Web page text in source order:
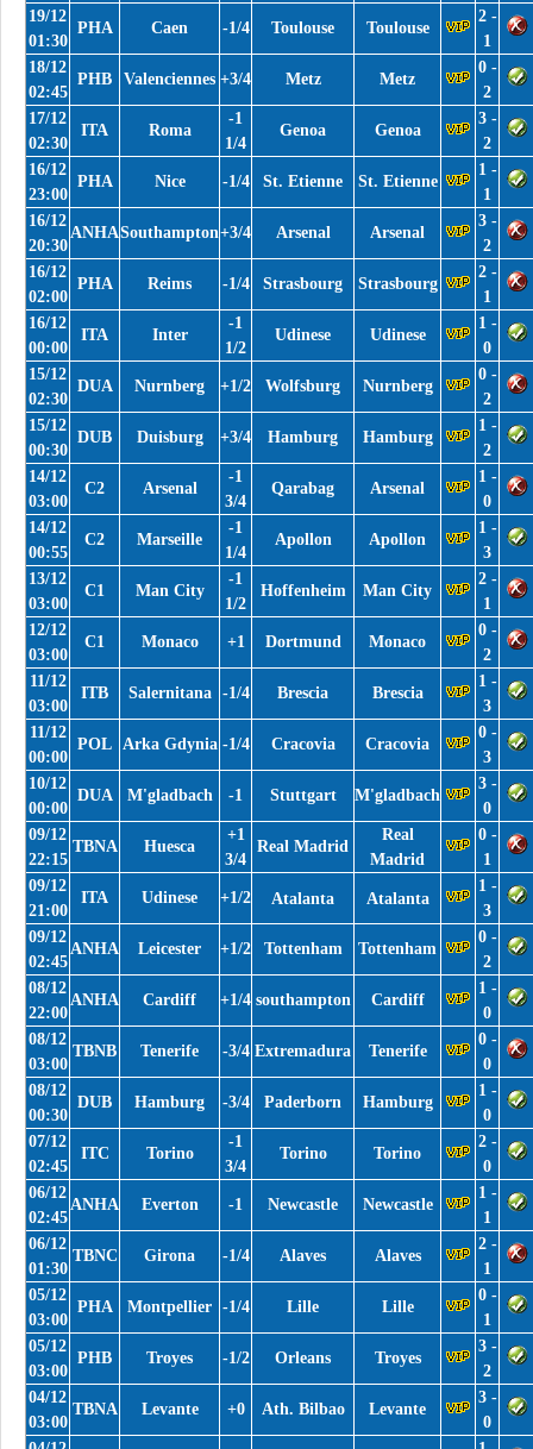
19/12
01:30
PHA Caen -1/4 Toulouse Toulouse
2 -
1
18/12
02:45
PHB Valenciennes +3/4 Metz Metz
0 -
2
17/12
02:30
ITA Roma
-1
1/4
Genoa Genoa
3 -
2
16/12
23:00
PHA Nice -1/4 St. Etienne St. Etienne
1 -
1
16/12
20:30
ANHASouthampton+3/4 Arsenal Arsenal
3 -
2
16/12
02:00
PHA Reims -1/4 Strasbourg Strasbourg
2 -
1
16/12
00:00
ITA Inter
-1
1/2
Udinese Udinese
1 -
0
15/12
02:30
DUA Nurnberg +1/2 Wolfsburg Nurnberg
0 -
2
15/12
00:30
DUB Duisburg +3/4 Hamburg Hamburg
1 -
2
14/12
03:00
C2 Arsenal
-1
3/4
Qarabag Arsenal
1 -
0
14/12
00:55
C2 Marseille
-1
1/4
Apollon Apollon
1 -
3
13/12
03:00
C1 Man City
-1
1/2
Hoffenheim Man City
2 -
1
12/12
03:00
C1 Monaco +1 Dortmund Monaco
0 -
2
11/12
03:00
ITB Salernitana -1/4 Brescia Brescia
1 -
3
11/12
00:00
POL Arka Gdynia -1/4 Cracovia Cracovia
0 -
3
10/12
00:00
DUA M'gladbach -1 Stuttgart M'gladbach
3 -
0
09/12
22:15
TBNA Huesca
+1
3/4
Real Madrid
Real
Madrid
0 -
1
09/12
21:00
ITA Udinese +1/2 Atalanta Atalanta
1 -
3
09/12
02:45
ANHA Leicester +1/2 Tottenham Tottenham
0 -
2
08/12
22:00
ANHA Cardiff +1/4 southampton Cardiff
1 -
0
08/12
03:00
TBNB Tenerife -3/4 Extremadura Tenerife
0 -
0
08/12
00:30
DUB Hamburg -3/4 Paderborn Hamburg
1 -
0
07/12
02:45
ITC Torino
-1
3/4
Torino Torino
2 -
0
06/12
02:45
ANHA Everton -1 Newcastle Newcastle
1 -
1
06/12
01:30
TBNC Girona -1/4 Alaves Alaves
2 -
1
05/12
03:00
PHA Montpellier -1/4 Lille Lille
0 -
1
05/12
03:00
PHB Troyes -1/2 Orleans Troyes
3 -
2
04/12
03:00
TBNA Levante +0 Ath. Bilbao Levante
3 -
0